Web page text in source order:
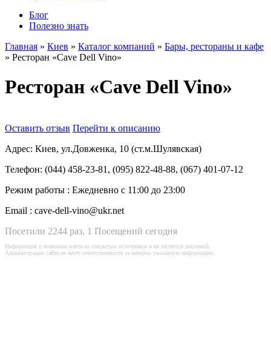
Блог
Полезно знать
Главная » Киев » Каталог компаний » Бары, рестораны и кафе
» Ресторан «Cave Dell Vino»
Ресторан «Cave Dell Vino»
Оставить отзыв Перейти к описанию
Адрес: Киев, ул.Довженка, 10 (ст.м.Шулявская)
Телефон: (044) 458-23-81, (095) 822-48-88, (067) 401-07-12
Режим работы : Ежедневно с 11:00 до 23:00
Email : cave-dell-vino@ukr.net
Посетили 2244 раз, 1 Посещений сегодня
Информация о компании взята из открытых источников и не является рекламой.
Администрация сайта не несёт ответственности за неверно указанную информацию.